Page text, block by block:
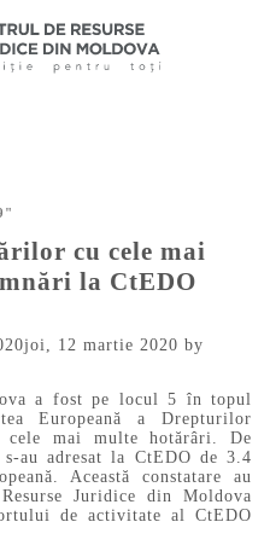
cu cele mai
la CtEDO
joi, 12 martie 2020 by
a fost pe locul 5 în topul
Europeană a Drepturilor
cele mai multe hotărâri. De
au adresat la CtEDO de 3.4
Această constatare au
Juridice din Moldova
de activitate al CtEDO